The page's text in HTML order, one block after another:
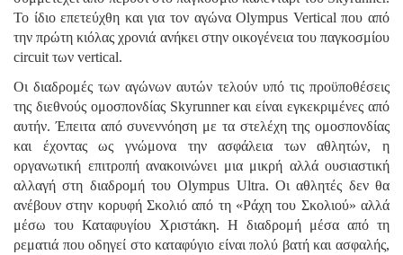
Το ίδιο επετεύχθη και για τον αγώνα Olympus Vertical που από
την πρώτη κιόλας χρονιά ανήκει στην οικογένεια του παγκοσμίου
circuit των vertical.
Οι διαδρομές των αγώνων αυτών τελούν υπό τις προϋποθέσεις
της διεθνούς ομοσπονδίας Skyrunner και είναι εγκεκριμένες από
αυτήν. Έπειτα από συνεννόηση με τα στελέχη της ομοσπονδίας
και έχοντας ως γνώμονα την ασφάλεια των αθλητών, η
οργανωτική επιτροπή ανακοινώνει μια μικρή αλλά ουσιαστική
αλλαγή στη διαδρομή του Olympus Ultra. Οι αθλητές δεν θα
ανέβουν στην κορυφή Σκολιό από τη «Ράχη του Σκολιού» αλλά
μέσω του Καταφυγίου Χριστάκη. Η διαδρομή μέσα από τη
ρεματιά που οδηγεί στο καταφύγιο είναι πολύ βατή και ασφαλής,